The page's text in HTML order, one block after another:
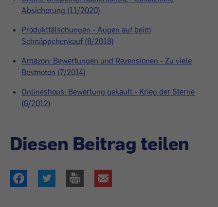
Absicherung (11/2020)
Produktfälschungen - Augen auf beim
Schnäppchenkauf (8/2018)
Amazon: Bewertungen und Rezensionen - Zu viele
Bestnoten (7/2014)
Onlineshops: Bewertung gekauft - Krieg der Sterne
(6/2012)
Diesen Beitrag teilen